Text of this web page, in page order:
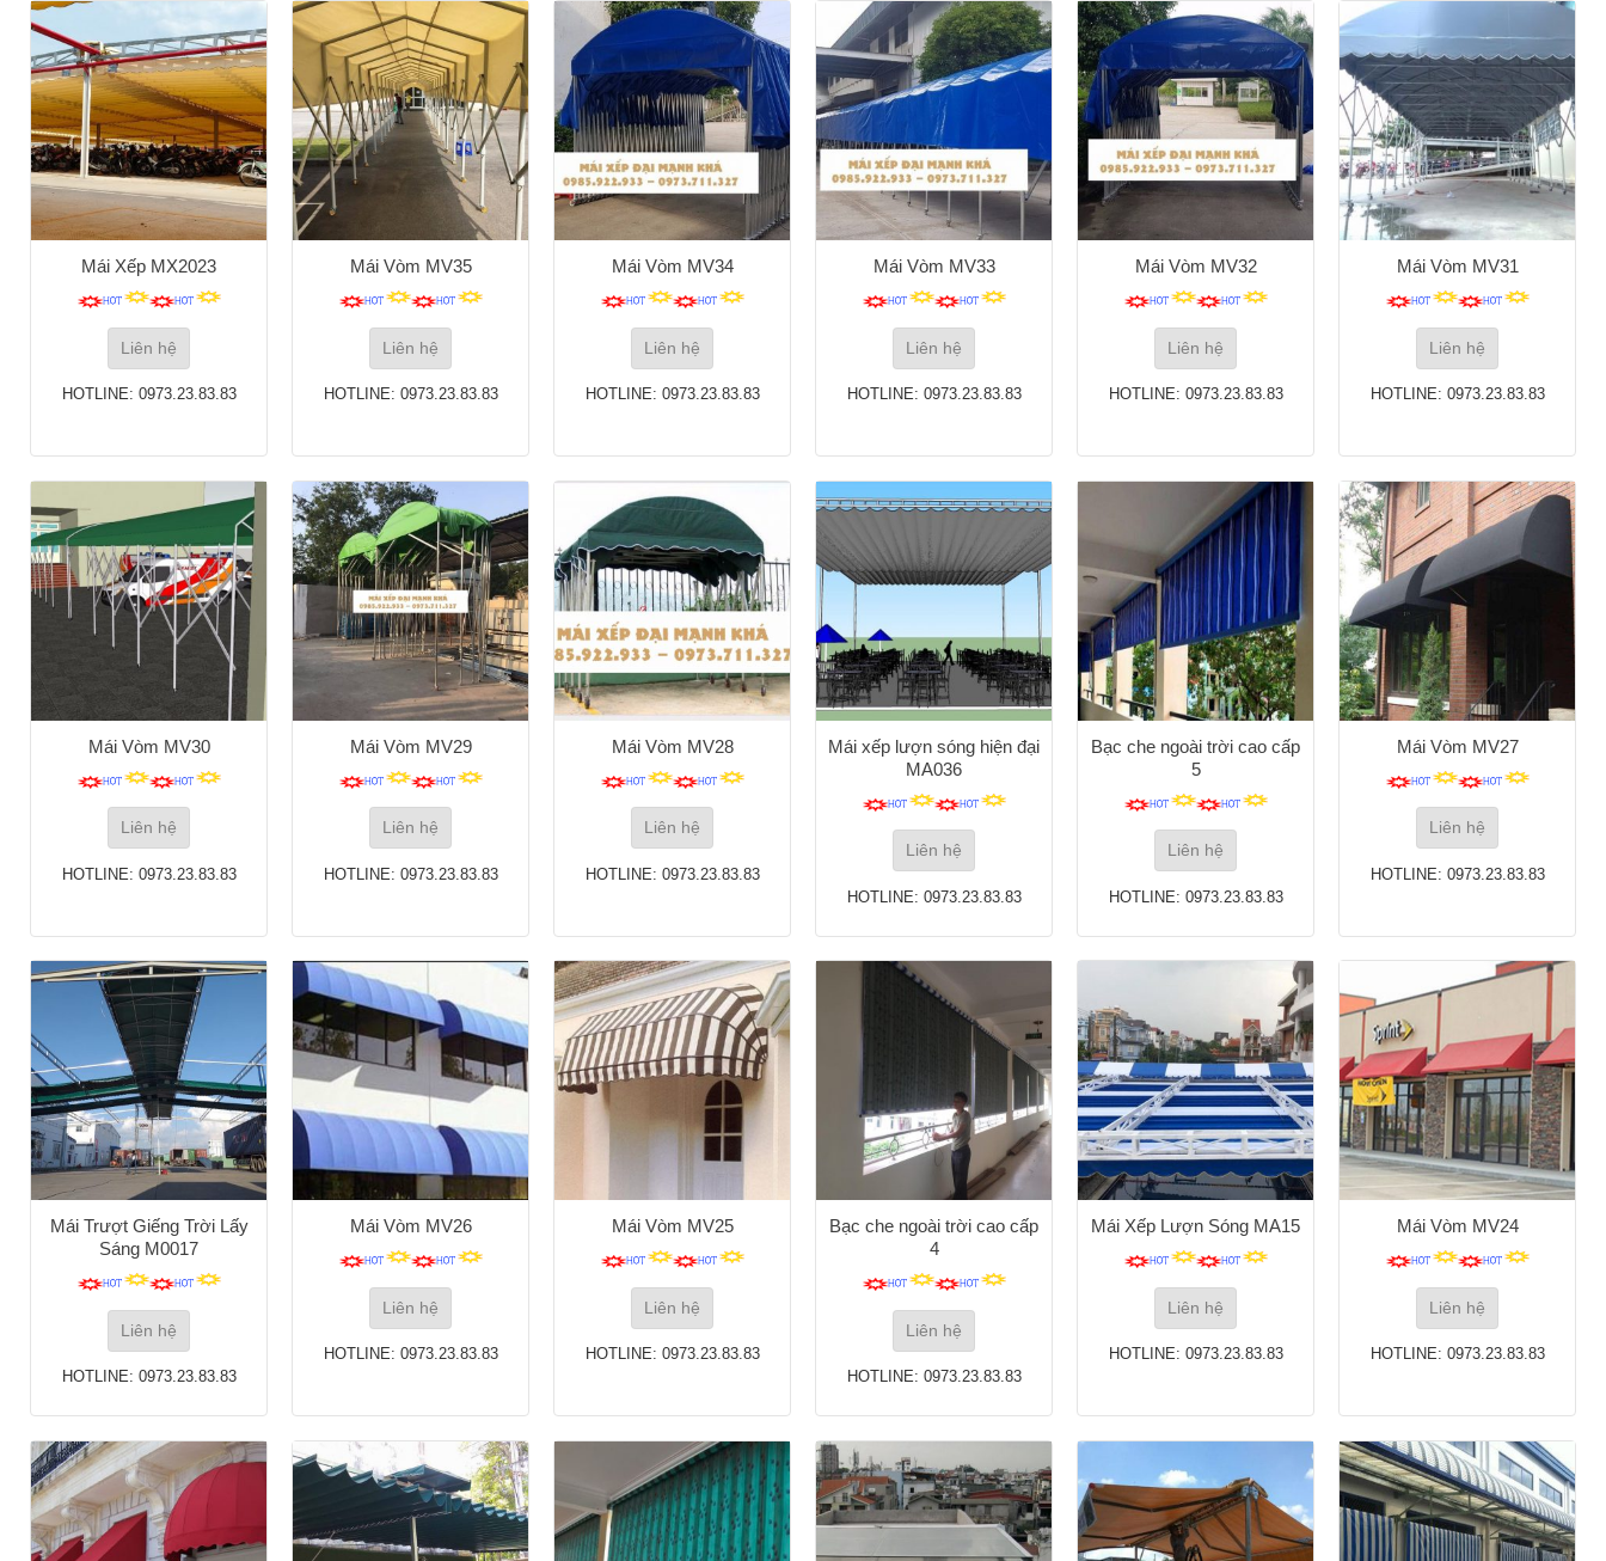
Mái Xếp MX2023
Liên hệ
HOTLINE: 0973.23.83.83
Mái Vòm MV35
Liên hệ
HOTLINE: 0973.23.83.83
Mái Vòm MV34
Liên hệ
HOTLINE: 0973.23.83.83
Mái Vòm MV33
Liên hệ
HOTLINE: 0973.23.83.83
Mái Vòm MV32
Liên hệ
HOTLINE: 0973.23.83.83
Mái Vòm MV31
Liên hệ
HOTLINE: 0973.23.83.83
Mái Vòm MV30
Liên hệ
HOTLINE: 0973.23.83.83
Mái Vòm MV29
Liên hệ
HOTLINE: 0973.23.83.83
Mái Vòm MV28
Liên hệ
HOTLINE: 0973.23.83.83
Mái xếp lượn sóng hiện đại
MA036
Liên hệ
HOTLINE: 0973.23.83.83
Bạc che ngoài trời cao cấp
5
Liên hệ
HOTLINE: 0973.23.83.83
Mái Vòm MV27
Liên hệ
HOTLINE: 0973.23.83.83
Mái Trượt Giếng Trời Lấy
Sáng M0017
Liên hệ
HOTLINE: 0973.23.83.83
Mái Vòm MV26
Liên hệ
HOTLINE: 0973.23.83.83
Mái Vòm MV25
Liên hệ
HOTLINE: 0973.23.83.83
Bạc che ngoài trời cao cấp
4
Liên hệ
HOTLINE: 0973.23.83.83
Mái Xếp Lượn Sóng MA15
Liên hệ
HOTLINE: 0973.23.83.83
Mái Vòm MV24
Liên hệ
HOTLINE: 0973.23.83.83